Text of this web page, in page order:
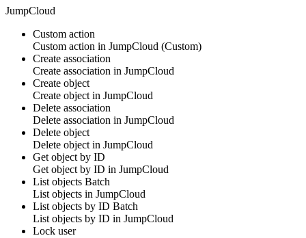
JumpCloud
Custom action
Custom action in JumpCloud (Custom)
Create association
Create association in JumpCloud
Create object
Create object in JumpCloud
Delete association
Delete association in JumpCloud
Delete object
Delete object in JumpCloud
Get object by ID
Get object by ID in JumpCloud
List objects Batch
List objects in JumpCloud
List objects by ID Batch
List objects by ID in JumpCloud
Lock user